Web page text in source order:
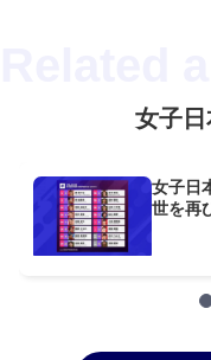
女子
女子日
世を再